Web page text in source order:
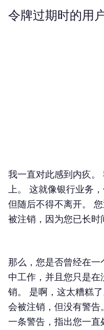
令牌过期时的用
我一直对此感到内疚
上。 这就像银行业务
但随后不得不离开。
被注销，因为您已长时
那么，您是否曾经在
中工作，并且您只是
销。 是啊，这太糟糕
会被注销，但没有警
一条警告，指出您一